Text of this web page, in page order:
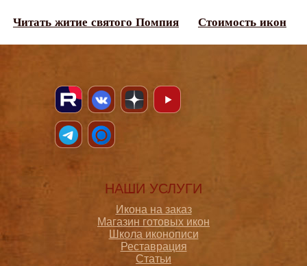
Читать житие святого Помпия Стоимость икон
НАШИ УСЛУГИ
Икона на заказ
Магазин готовых икон
Школа иконописи
Реставрация
Статьи